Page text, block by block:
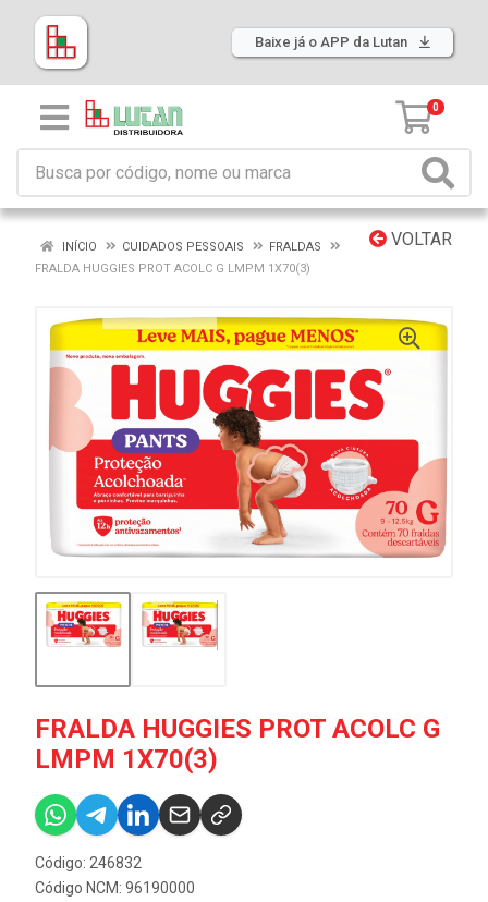
Baixe já o APP da Lutan
0
VOLTAR
INÍCIO CUIDADOS PESSOAIS
FRALDAS
FRALDA HUGGIES PROT ACOLC G LMPM 1X70(3)
FRALDA HUGGIES PROT ACOLC G
LMPM 1X70(3)
Código: 246832
Código NCM: 96190000